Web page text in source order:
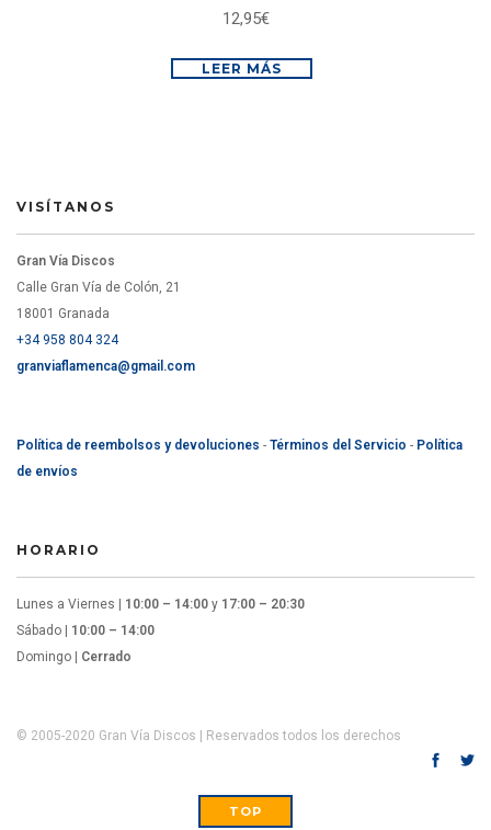
12,95€
LEER MÁS
VISÍTANOS
Gran Vía Discos
Calle Gran Vía de Colón, 21
18001 Granada
+34 958 804 324
granviaflamenca@gmail.com
Política de reembolsos y devoluciones - Términos del Servicio - Política
de envíos
HORARIO
Lunes a Viernes | 10:00 – 14:00 y 17:00 – 20:30
Sábado | 10:00 – 14:00
Domingo | Cerrado
© 2005-2020 Gran Vía Discos | Reservados todos los derechos
TOP